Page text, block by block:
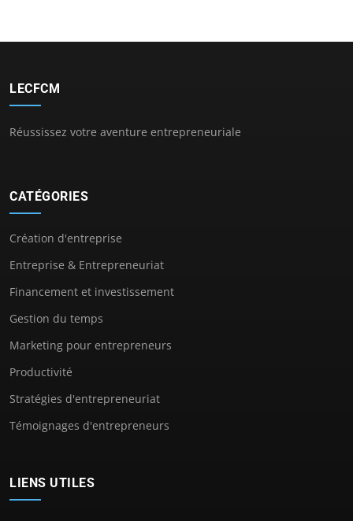
LECFCM
Réussissez votre aventure entrepreneuriale
CATÉGORIES
Création d'entreprise
Entreprise & Entrepreneuriat
Financement et investissement
Gestion du temps
Marketing pour entrepreneurs
Productivité
Stratégies d'entrepreneuriat
Témoignages d'entrepreneurs
LIENS UTILES